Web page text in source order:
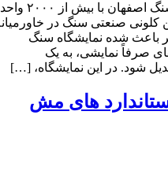
نقش اصفهان در ژئوپلیتیک صنعت سنگ اصفهان با بیش از ۲۰۰۰ واحد
صنعتی سنگ در خاورمیانه
باعث شده نمایشگاه سنگ
صرفاً نمایشی، به یک
های مش